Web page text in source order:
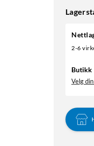
2-6
Butikk
Velg